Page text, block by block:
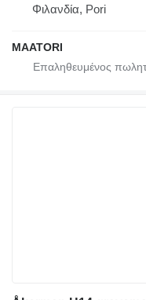
Φιλανδία, Pori
MAATORI